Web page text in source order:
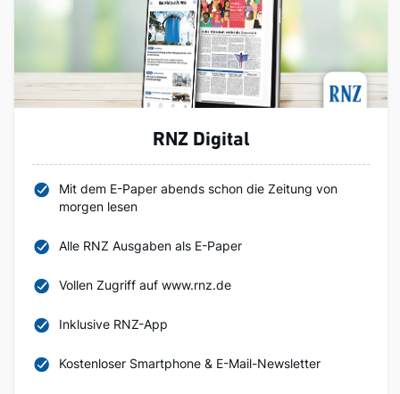
RNZ Digital
Mit dem E-Paper abends schon die Zeitung von
morgen lesen
Alle RNZ Ausgaben als E-Paper
Vollen Zugriff auf www.rnz.de
Inklusive RNZ-App
Kostenloser Smartphone & E-Mail-Newsletter